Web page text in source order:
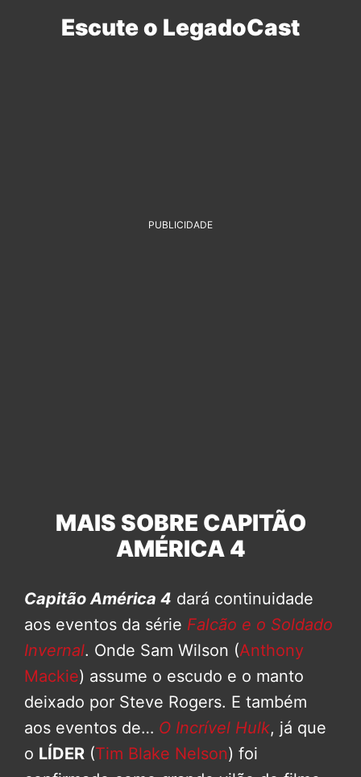
Escute o LegadoCast
PUBLICIDADE
MAIS SOBRE CAPITÃO
AMÉRICA 4
Capitão América 4 dará continuidade
aos eventos da série Falcão e o Soldado
Invernal. Onde Sam Wilson (Anthony
Mackie) assume o escudo e o manto
deixado por Steve Rogers. E também
aos eventos de… O Incrível Hulk, já que
o LÍDER (Tim Blake Nelson) foi